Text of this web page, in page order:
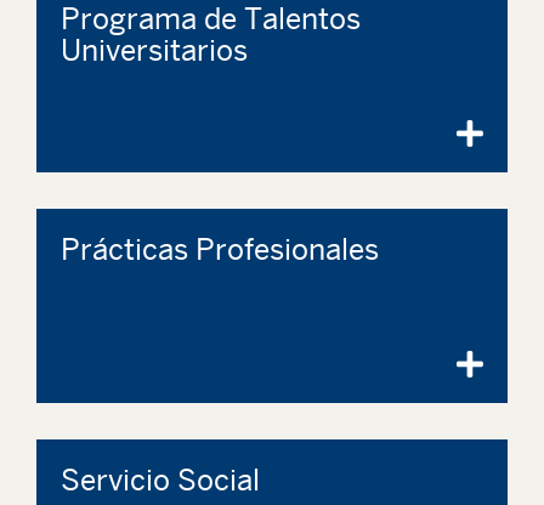
Programa de Talentos
Universitarios
Prácticas Profesionales
Servicio Social